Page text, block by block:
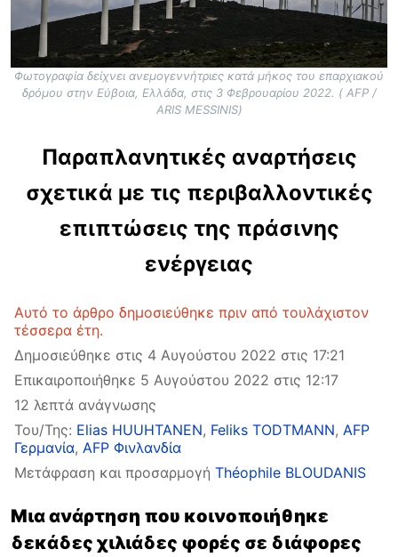
Φωτογραφία δείχνει ανεμογεννήτριες κατά μήκος του επαρχιακού
δρόμου στην Εύβοια, Ελλάδα, στις 3 Φεβρουαρίου 2022. ( AFP /
ARIS MESSINIS)
Παραπλανητικές αναρτήσεις
σχετικά με τις περιβαλλοντικές
επιπτώσεις της πράσινης
ενέργειας
Αυτό το άρθρο δημοσιεύθηκε πριν από τουλάχιστον
τέσσερα έτη.
Δημοσιεύθηκε στις 4 Αυγούστου 2022 στις 17:21
Επικαιροποιήθηκε 5 Αυγούστου 2022 στις 12:17
12 λεπτά ανάγνωσης
Του/Της: Elias HUUHTANEN, Feliks TODTMANN, AFP
Γερμανία, AFP Φινλανδία
Μετάφραση και προσαρμογή Théophile BLOUDANIS
Μια ανάρτηση που κοινοποιήθηκε
δεκάδες χιλιάδες φορές σε διάφορες